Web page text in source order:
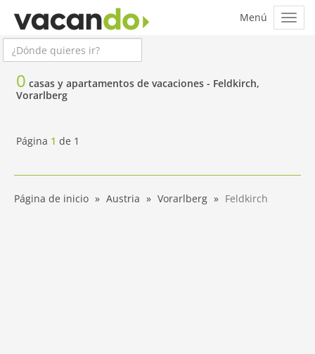
0 casas y apartamentos de vacaciones - Feldkirch,
Vorarlberg
Página 1 de 1
Página de inicio Austria Vorarlberg Feldkirch